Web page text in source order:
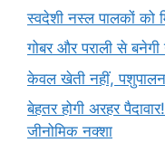
स्वदेशी नस्ल पालकों को
गोबर और पराली से बनेगी
केवल खेती नहीं, पशुपालन
बेहतर होगी अरहर
जीनोमिक नक्शा